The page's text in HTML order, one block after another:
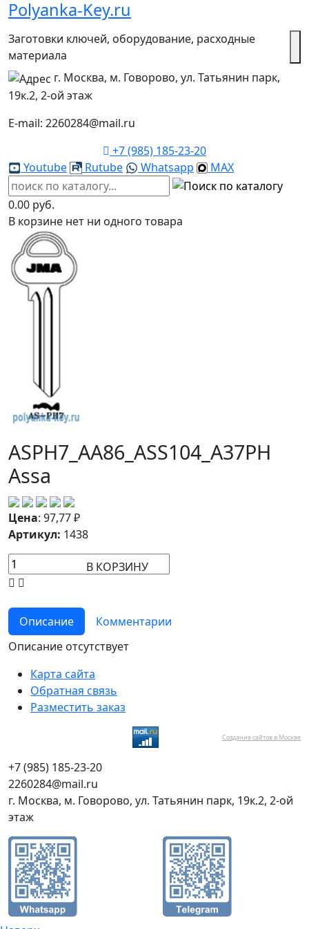
Polyanka-Key.ru
Заготовки ключей, оборудование, расходные
материала
г. Москва, м. Говорово, ул. Татьянин парк,
19к.2, 2-ой этаж
E-mail: 2260284@mail.ru
+7 (985) 185-23-20
Youtube
Rutube Whatsapp MAX
0.00 руб.
В корзине нет ни одного товара
ASPH7_AA86_ASS104_A37PH
Assa
Цена: 97,77₽
Артикул: 1438
В КОРЗИНУ
Описание
Комментарии
Описание отсутствует
Карта сайта
Обратная связь
Разместить заказ
Создание сайтов в Москве
+7 (985) 185-23-20
2260284@mail.ru
г. Москва, м. Говорово, ул. Татьянин парк, 19к.2, 2-ой
этаж